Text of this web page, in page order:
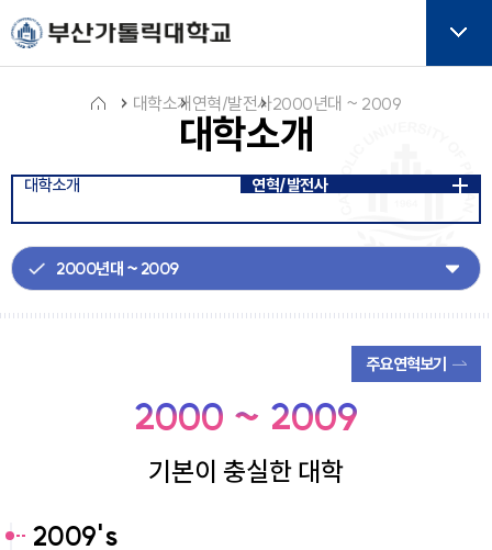
주메뉴로 가기
본문으로 가기
하단으로 가기
대학소개
이
콘
대학소개 연혁/발전사2000년대 ~ 2009
대학소개 연혁/발전사
주요연혁보기
2000 ~ 2009
기본이 충실한 대학
2009's